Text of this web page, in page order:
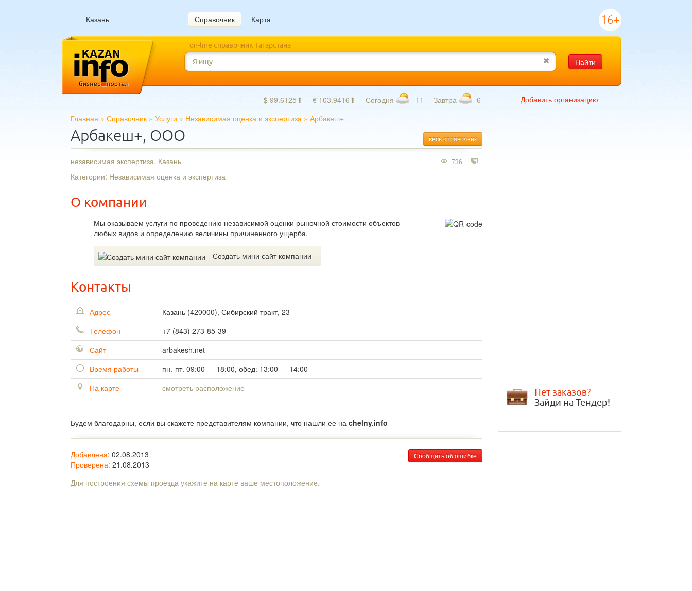
Казань Справочник Карта 16+
on-line справочник Татарстана
Найти
$ 99.6125⬆ € 103.9416⬆ Сегодня −11 Завтра -6
Добавить организацию
Главная » Справочник » Услуги » Независимая оценка и экспертиза » Арбакеш+
весь справочник
Арбакеш+, ООО
независимая экспертиза, Казань
Категории: Независимая оценка и экспертиза
О компании
Мы оказываем услуги по проведению независимой оценки рыночной стоимости объектов
любых видов и определению величины причиненного ущерба.
Создать мини сайт компании
736
Контакты
Адрес Казань (420000), Сибирский тракт, 23
Телефон
+7 (843) 273-85-39
Сайт
arbakesh.net
Время работы
пн.-пт. 09:00 — 18:00, обед: 13:00 — 14:00
На карте
смотреть расположение
Будем благодарны, если вы скажете представителям компании, что нашли ее на chelny.info
Сообщить об ошибке
Добавлена: 02.08.2013
Проверена: 21.08.2013
Для построения схемы проезда укажите на карте ваше местоположение.
Нет заказов?
Зайди на Тендер!